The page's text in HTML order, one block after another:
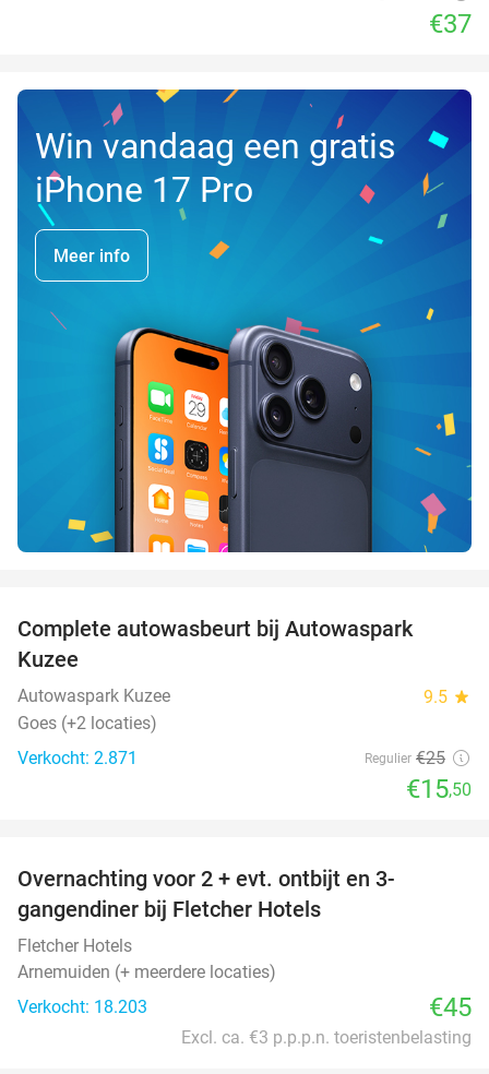
€37
Win vandaag een gratis
iPhone 17 Pro
Meer info
Complete autowasbeurt bij Autowaspark
Kuzee
Autowaspark Kuzee 9.5 star
Goes (+2 locaties)
Verkocht: 2.871
Regulier €25
€15,50
Overnachting voor 2 + evt. ontbijt en 3-
gangendiner bij Fletcher Hotels
Fletcher Hotels
Arnemuiden (+ meerdere locaties)
Verkocht: 18.203
€45
Excl. ca. €3 p.p.p.n. toeristenbelasting